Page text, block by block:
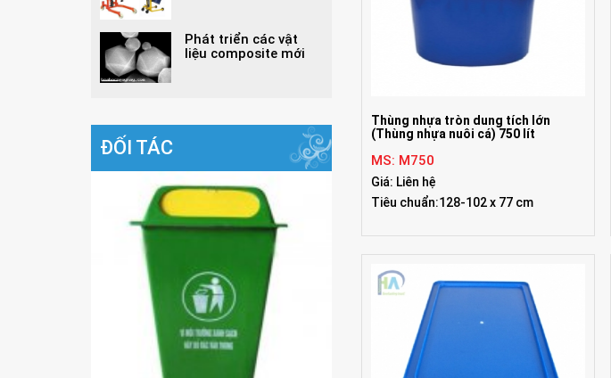
Thùng nhựa tròn dung tích lớn
(Thùng nhựa nuôi cá) 750 lít
MS: M750
Giá: Liên hệ
Tiêu chuẩn:128-102 x 77 cm
Phát triển các vật
liệu composite mới
ĐỐI TÁC